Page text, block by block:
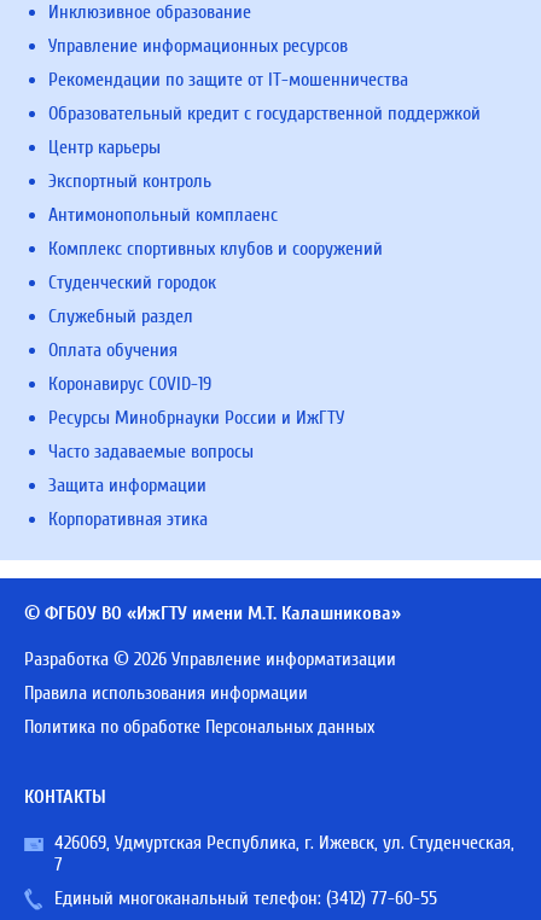
Инклюзивное образование
Управление информационных ресурсов
Рекомендации по защите от IT-мошенничества
Образовательный кредит с государственной поддержкой
Центр карьеры
Экспортный контроль
Антимонопольный комплаенс
Комплекс спортивных клубов и сооружений
Студенческий городок
Служебный раздел
Оплата обучения
Коронавирус COVID-19
Ресурсы Минобрнауки России и ИжГТУ
Часто задаваемые вопросы
Защита информации
Корпоративная этика
© ФГБОУ ВО «ИжГТУ имени М.Т. Калашникова»
Разработка © 2026 Управление информатизации
Правила использования информации
Политика по обработке Персональных данных
КОНТАКТЫ
426069, Удмуртская Республика, г. Ижевск, ул. Студенческая,
7
Единый многоканальный телефон: (3412) 77-60-55